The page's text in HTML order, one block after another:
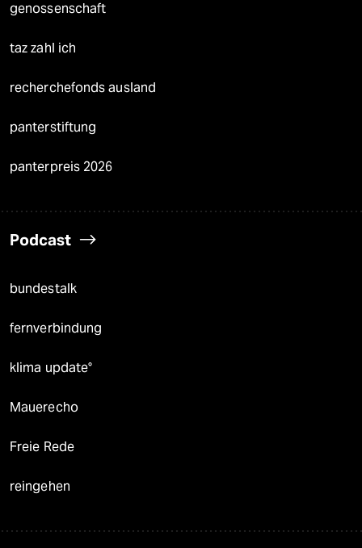
genossenschaft
taz zahl ich
recherchefonds ausland
panterstiftung
panterpreis 2026
Podcast
bundestalk
fernverbindung
klima update°
Mauerecho
Freie Rede
reingehen